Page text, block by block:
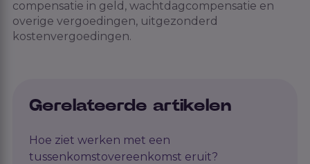
compensatie in geld, wachtdagcompensatie en
overige vergoedingen, uitgezonderd
kostenvergoedingen.
Gerelateerde artikelen
Hoe ziet werken met een
tussenkomstovereenkomst eruit?